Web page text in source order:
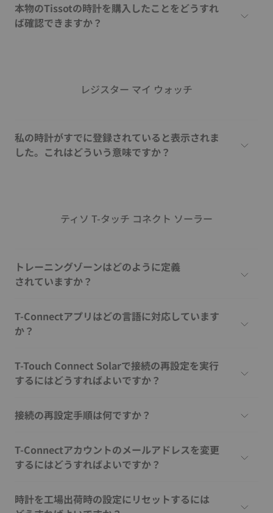
本物のTissotの時計を購入したことをどうすれ
ば確認できますか？
レジスター マイ ウォッチ
私の時計がすでに登録されていると表示されま
した。これはどういう意味ですか？
ティソ T-タッチ コネクト ソーラー
トレーニングゾーンはどのように定義
されていますか？
T-Connectアプリはどの言語に対応しています
か？
T-Touch Connect Solarで接続の再設定を実行
するにはどうすればよいですか？
接続の再設定手順は何ですか？
T-Connectアカウントのメールアドレスを変更
するにはどうすればよいですか？
時計を工場出荷時の設定にリセットするには